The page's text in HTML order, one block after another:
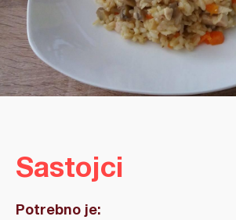
Sastojci
Potrebno je: